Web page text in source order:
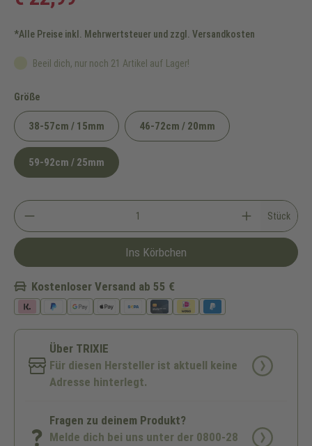
*Alle Preise inkl. Mehrwertsteuer und zzgl. Versandkosten
Beeil dich, nur noch 21 Artikel auf Lager!
Größeauswählen
38-57cm / 15mm 46-72cm / 20mm
59-92cm / 25mm
Stück
Ins Körbchen
Kostenloser Versand ab 55 €
Über TRIXIE
Für diesen Hersteller ist aktuell keine
Adresse hinterlegt.
Fragen zu deinem Produkt?
Melde dich bei uns unter der 0800-28